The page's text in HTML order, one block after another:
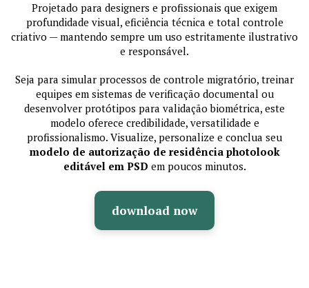
Projetado para designers e profissionais que exigem
profundidade visual, eficiência técnica e total controle
criativo — mantendo sempre um uso estritamente ilustrativo
e responsável.
Seja para simular processos de controle migratório, treinar
equipes em sistemas de verificação documental ou
desenvolver protótipos para validação biométrica, este
modelo oferece credibilidade, versatilidade e
profissionalismo. Visualize, personalize e conclua seu
modelo de autorização de residência photolook
editável em PSD em poucos minutos.
download now